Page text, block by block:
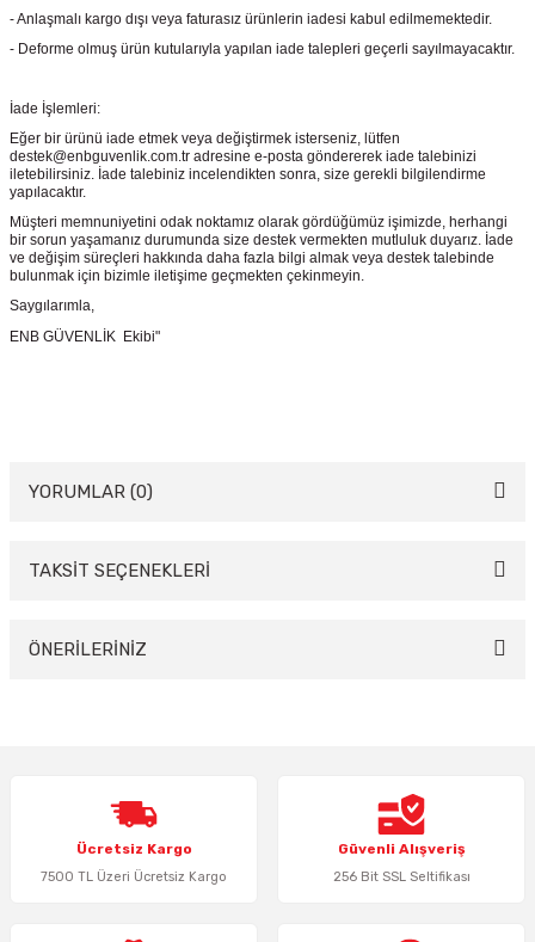
- Anlaşmalı kargo dışı veya faturasız ürünlerin iadesi kabul edilmemektedir.
- Deforme olmuş ürün kutularıyla yapılan iade talepleri geçerli sayılmayacaktır.
İade İşlemleri:
Eğer bir ürünü iade etmek veya değiştirmek isterseniz, lütfen
destek@enbguvenlik.com.tr adresine e-posta göndererek iade talebinizi
iletebilirsiniz. İade talebiniz incelendikten sonra, size gerekli bilgilendirme
yapılacaktır.
Müşteri memnuniyetini odak noktamız olarak gördüğümüz işimizde, herhangi
bir sorun yaşamanız durumunda size destek vermekten mutluluk duyarız. İade
ve değişim süreçleri hakkında daha fazla bilgi almak veya destek talebinde
bulunmak için bizimle iletişime geçmekten çekinmeyin.
Saygılarımla,
ENB GÜVENLİK Ekibi"
YORUMLAR (0)
Bu ürüne ilk yorumu siz yapın!
TAKSİT SEÇENEKLERİ
ÖNERİLERİNİZ
Ürün resmi kalitesiz, bozuk veya görüntülenemiyor.
Ürün açıklamasında eksik bilgiler bulunuyor.
Ürün bilgilerinde hatalar bulunuyor.
Ücretsiz Kargo
7500 TL Üzeri Ücretsiz Kargo
Güvenli Alışveriş
256 Bit SSL Seltifikası